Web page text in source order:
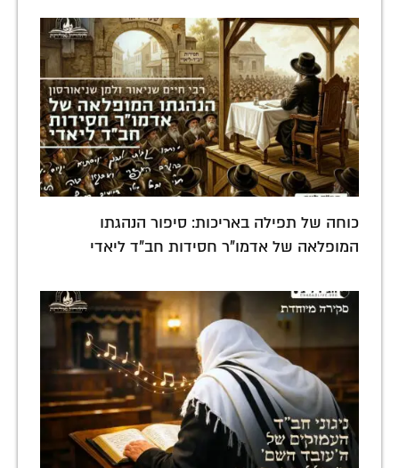
כוחה של תפילה באריכות: סיפור הנהגתו
המופלאה של אדמו"ר חסידות חב"ד ליאדי